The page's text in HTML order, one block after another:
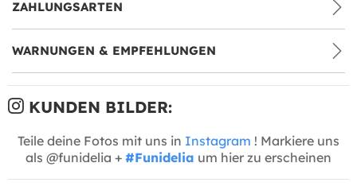
ZAHLUNGSARTEN
WARNUNGEN & EMPFEHLUNGEN
KUNDEN BILDER:
Teile deine Fotos mit uns in Instagram ! Markiere uns
als @funidelia + #Funidelia um hier zu erscheinen